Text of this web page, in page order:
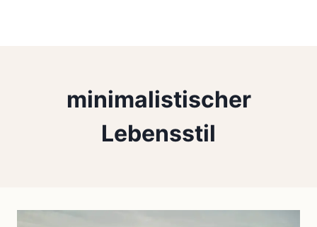
minimalistischer
Lebensstil